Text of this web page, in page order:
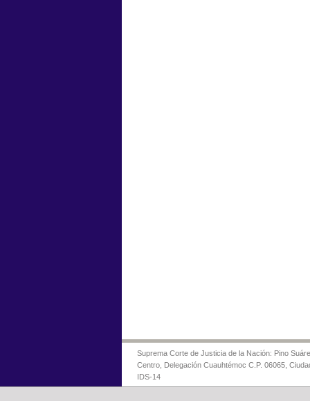
Suprema Corte de Justicia de la Nación: Pino
Centro, Delegación Cuauhtémoc C.P. 06065,
IDS-14